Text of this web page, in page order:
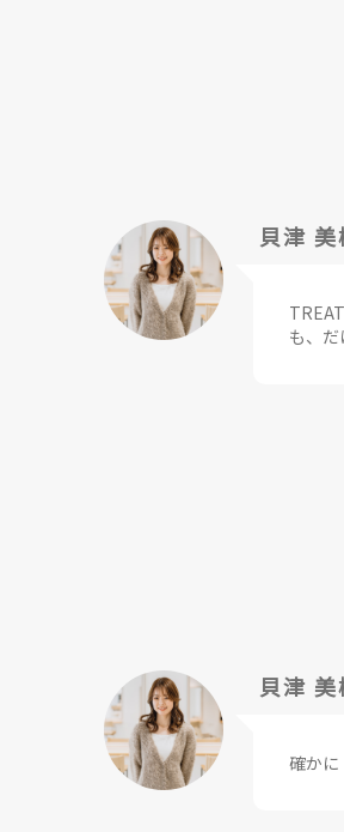
貝津 美
も、だ
貝津 美
確かに